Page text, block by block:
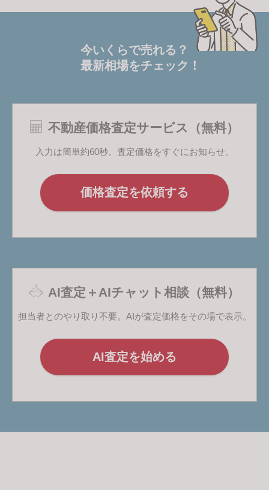
今いくらで売れる？
最新相場をチェック！
不動産価格査定サービス（無料）
入力は簡単約60秒。査定価格をすぐにお知らせ。
価格査定を依頼する
AI査定＋AIチャット相談（無料）
担当者とのやり取り不要。AIが査定価格をその場で表示。
AI査定を始める